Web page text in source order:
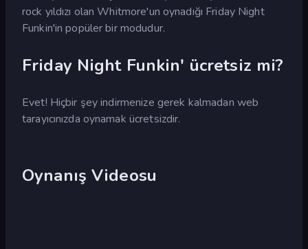
rock yıldızı olan Whitmore'un oynadığı Friday Night
Funkin'in popüler bir modudur.
Friday Night Funkin' ücretsiz mi?
Evet! Hiçbir şey indirmenize gerek kalmadan web
tarayıcınızda oynamak ücretsizdir.
Oynanış Videosu